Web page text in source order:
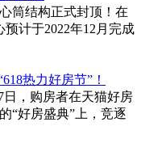
筒结构正式封顶！在
计于2022年12月完成
热力好房节”！
日，购房者在天猫好房
“好房盛典”上，竞逐